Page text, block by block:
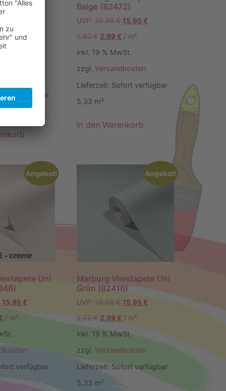
15,95
/
verfügbar
Beige (82472)
UVP: 29,95€ 15,95 €
5,62€ 2,99 € / m²
inkl. 19 % MwSt.
zzgl. Versandkosten
Lieferzeit: Sofort verfügbar
5,33 m²
In den Warenkorb
Angebot!
Uni
15,95 €
/ m²
verfügbar
Angebot!
Marburg Vliestapete Uni
Grün (82416)
UVP: 29,95€ 15,95 €
5,62€ 2,99 € / m²
inkl. 19 % MwSt.
zzgl. Versandkosten
Lieferzeit: Sofort verfügbar
5,33 m²